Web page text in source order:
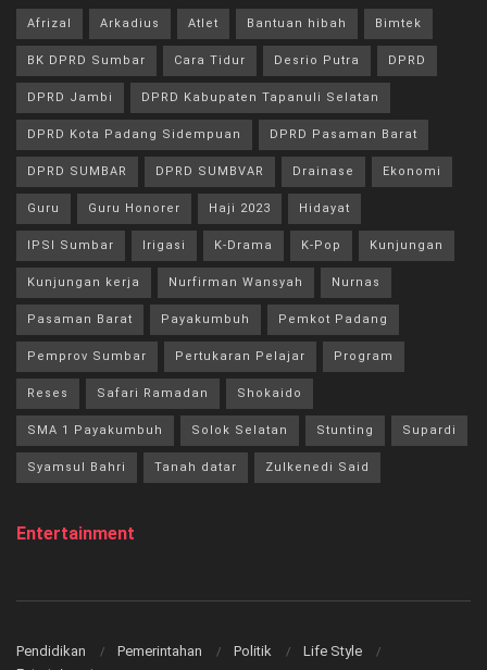
Afrizal Arkadius Atlet Bantuan hibah Bimtek
BK DPRD Sumbar Cara Tidur Desrio Putra DPRD
DPRD Jambi DPRD Kabupaten Tapanuli Selatan
DPRD Kota Padang Sidempuan DPRD Pasaman Barat
DPRD SUMBAR DPRD SUMBVAR Drainase Ekonomi
Guru Guru Honorer Haji 2023 Hidayat
IPSI Sumbar Irigasi K-Drama K-Pop Kunjungan
Kunjungan kerja Nurfirman Wansyah Nurnas
Pasaman Barat Payakumbuh Pemkot Padang
Pemprov Sumbar Pertukaran Pelajar Program
Reses Safari Ramadan Shokaido
SMA 1 Payakumbuh Solok Selatan Stunting Supardi
Syamsul Bahri Tanah datar Zulkenedi Said
Entertainment
Pendidikan Pemerintahan Politik
Life Style